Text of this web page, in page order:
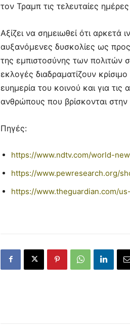
τον Τραμπ τις τελευταίες
Αξίζει να σημειωθεί ότι
αυξανόμενες δυσκολίες ως
της εμπιστοσύνης των πολιτών
εκλογές διαδραματίζουν
ευημερία του κοινού και για
ανθρώπους που βρίσκονται στην
Πηγές:
https://www.ndtv.com/world-
https://www.pewresearch.org/
https://www.theguardian.com/